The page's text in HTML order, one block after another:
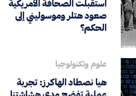
استقبلت الصحافة الأمريكية
صعود هتلر وموسوليني إلى
الحكم؟
علوم وتكنولوجيا
هيا نصطاد الهاكرز: تجربة